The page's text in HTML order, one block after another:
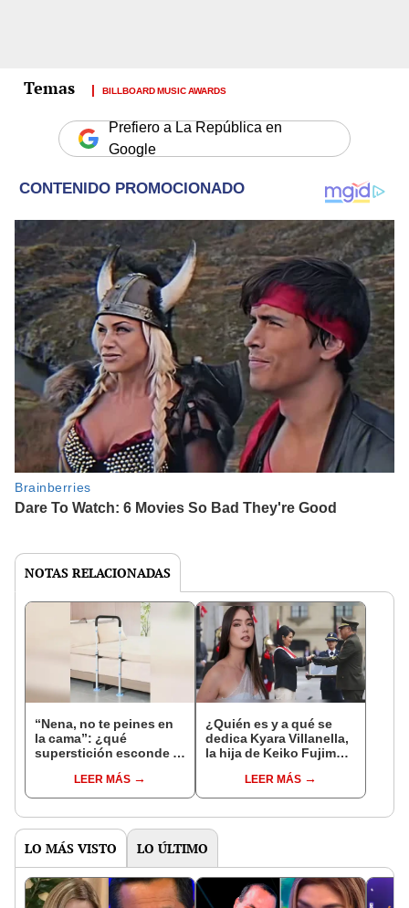
BILLBOARD MUSIC AWARDS
Prefiero a La República en
Google
NOTAS RELACIONADAS
“Nena, no te peines en
la cama”: ¿qué
superstición esconde la
Enanitos Verdes?
LEER MÁS
¿Quién es y a qué se
dedica Kyara Villanella,
la hija de Keiko Fujimori
nivel nacional?
LEER MÁS
LO MÁS VISTO LO ÚLTIMO